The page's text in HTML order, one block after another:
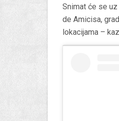
Snimat će se
de Amicisa,
lokacijama –